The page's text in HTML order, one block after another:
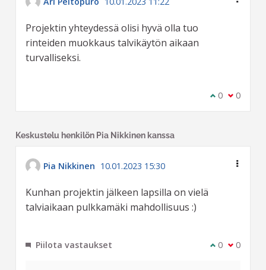
Projektin yhteydessä olisi hyvä olla tuo
rinteiden muokkaus talvikäytön aikaan
turvalliseksi.
Olen samaa
0 Olen eri
0
Keskustelu henkilön Pia Nikkinen kanssa
Pia Nikkinen 10.01.2023 15:30
Kunhan projektin jälkeen lapsilla on vielä
talviaikaan pulkkamäki mahdollisuus :)
Piilota vastaukset Olen samaa
0 Olen eri
0